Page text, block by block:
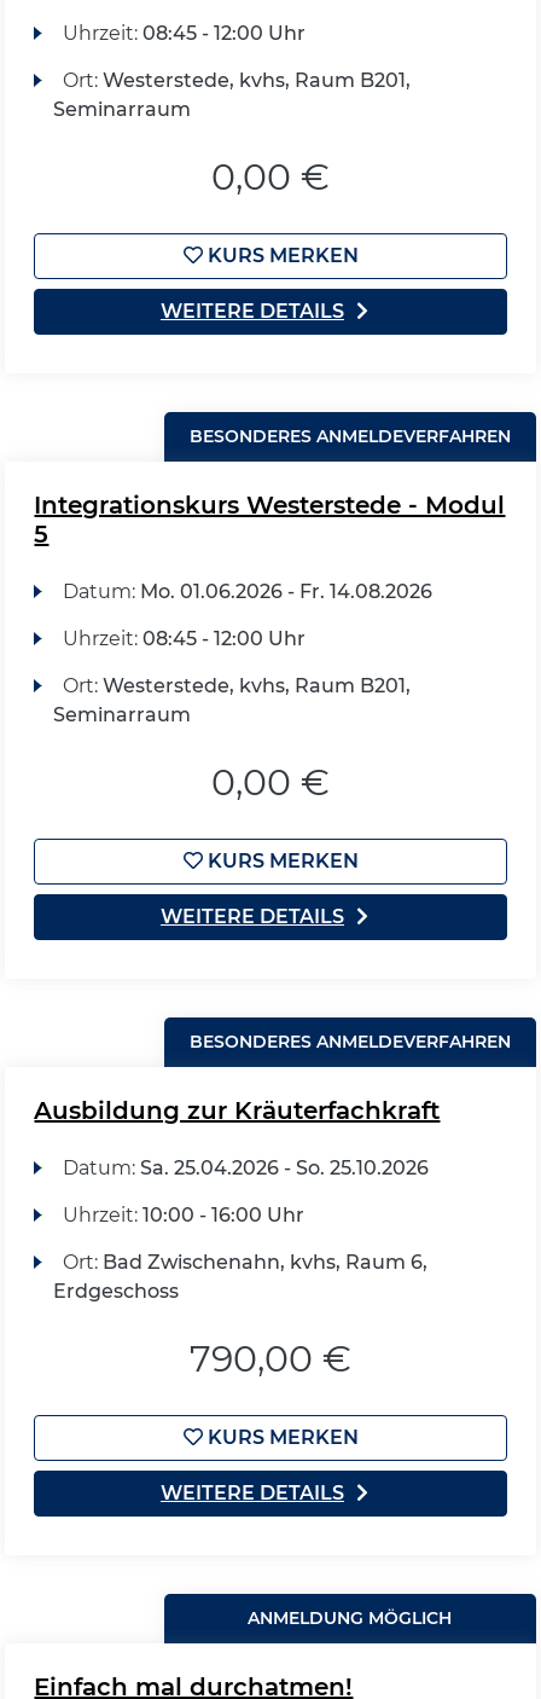
Uhrzeit: 08:45 - 12:00 Uhr
Ort: Westerstede, kvhs, Raum B201,
Seminarraum
0,00 €
KURS MERKEN
WEITERE DETAILS
BESONDERES ANMELDEVERFAHREN
Integrationskurs Westerstede - Modul
5
Datum: Mo. 01.06.2026 - Fr. 14.08.2026
Uhrzeit: 08:45 - 12:00 Uhr
Ort: Westerstede, kvhs, Raum B201,
Seminarraum
0,00 €
KURS MERKEN
WEITERE DETAILS
BESONDERES ANMELDEVERFAHREN
Ausbildung zur Kräuterfachkraft
Datum: Sa. 25.04.2026 - So. 25.10.2026
Uhrzeit: 10:00 - 16:00 Uhr
Ort: Bad Zwischenahn, kvhs, Raum 6,
Erdgeschoss
790,00 €
KURS MERKEN
WEITERE DETAILS
ANMELDUNG MÖGLICH
Einfach mal durchatmen!